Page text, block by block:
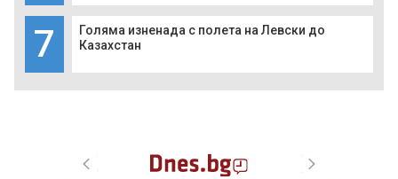
7
Голяма изненада с полета на Левски до
Казахстан